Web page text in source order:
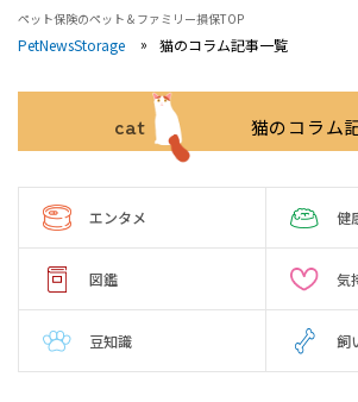
ペット保険のペット＆ファミリー損保TOP
PetNewsStorage 猫のコラム記事一覧
cat 猫のコラム
エンタメ 健
図鑑 気
豆知識 飼